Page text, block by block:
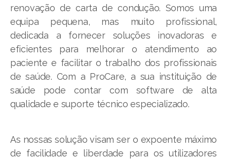
renovação de carta de condução. Somos uma
equipa pequena, mas muito profissional,
dedicada a fornecer soluções inovadoras e
eficientes para melhorar o atendimento ao
paciente e facilitar o trabalho dos profissionais
de saúde. Com a ProCare, a sua instituição de
saúde pode contar com software de alta
qualidade e suporte técnico especializado.
As nossas solução visam ser o expoente máximo
de facilidade e liberdade para os utilizadores